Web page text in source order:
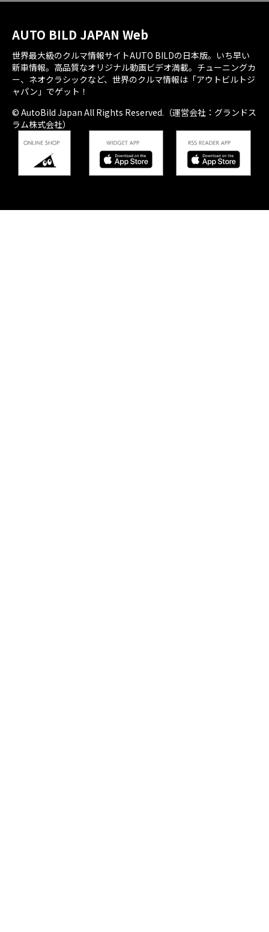
AUTO BILD JAPAN Web
世界最大級のクルマ情報サイトAUTO BILDの日本版。いち早い
新車情報。高品質なオリジナル動画ビデオ満載。チューニングカ
ー、ネオクラシックなど、世界のクルマ情報は「アウトビルトジ
ャパン」でゲット！
© AutoBild Japan All Rights Reserved.（運営会社：グランドス
ラム株式会社）